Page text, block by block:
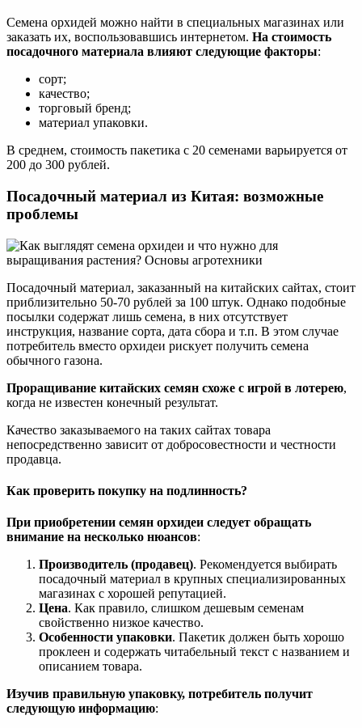
Семена орхидей можно найти в специальных магазинах или
заказать их, воспользовавшись интернетом. На стоимость
посадочного материала влияют следующие факторы:
сорт;
качество;
торговый бренд;
материал упаковки.
В среднем, стоимость пакетика с 20 семенами варьируется от
200 до 300 рублей.
Посадочный материал из Китая: возможные
проблемы
Посадочный материал, заказанный на китайских сайтах, стоит
приблизительно 50-70 рублей за 100 штук. Однако подобные
посылки содержат лишь семена, в них отсутствует
инструкция, название сорта, дата сбора и т.п. В этом случае
потребитель вместо орхидеи рискует получить семена
обычного газона.
Проращивание китайских семян схоже с игрой в лотерею,
когда не известен конечный результат.
Качество заказываемого на таких сайтах товара
непосредственно зависит от добросовестности и честности
продавца.
Как проверить покупку на подлинность?
При приобретении семян орхидеи следует обращать
внимание на несколько нюансов:
Производитель (продавец). Рекомендуется выбирать
посадочный материал в крупных специализированных
магазинах с хорошей репутацией.
Цена. Как правило, слишком дешевым семенам
свойственно низкое качество.
Особенности упаковки. Пакетик должен быть хорошо
проклеен и содержать читабельный текст с названием и
описанием товара.
Изучив правильную упаковку, потребитель получит
следующую информацию: